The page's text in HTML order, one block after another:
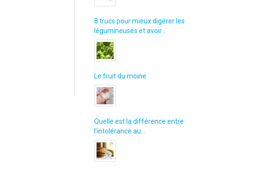
8 trucs pour mieux digérer les
légumineuses et avoir…
Le fruit du moine
Quelle est la différence entre
l’intolérance au…